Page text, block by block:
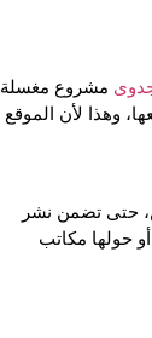
مشروع مغسلة
وهذا لأن الموقع
حتى تضمن نشر
حولها مكاتب